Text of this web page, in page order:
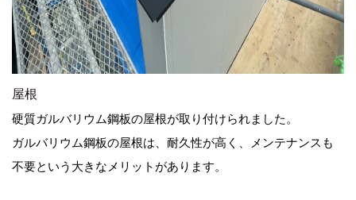
屋根
硬質ガルバリウム鋼板の屋根が取り付けられました。
ガルバリウム鋼板の屋根は、耐久性が高く、メンテナンスも
不要という大きなメリットがあります。